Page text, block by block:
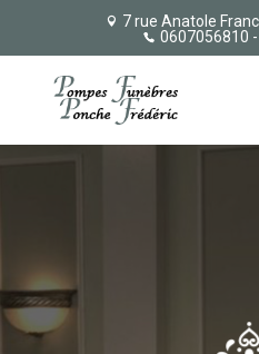
7 rue Anatole
0607056810